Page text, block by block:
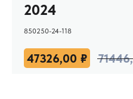
2024
850250-24-118
47326,00 ₽